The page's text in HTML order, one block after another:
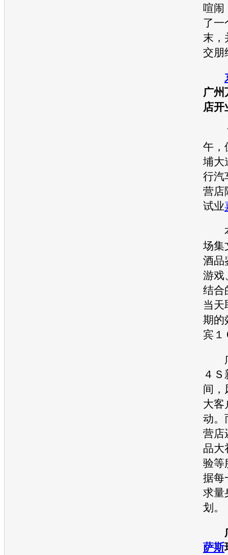
喧闹
了一
末，
交朋
广州
店开
７
午，
埔大
行汽
营店
试业
本
场集
酒品
游戏
结合
当天
期的
宾１
广
４
间，
大客
动。
营店
品大
验等
据每
求量
划。
萨斯